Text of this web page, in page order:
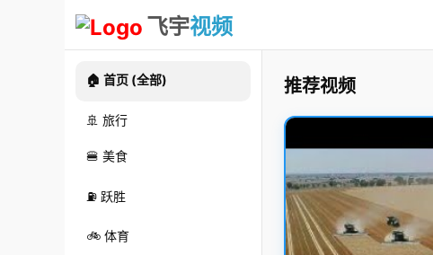
飞宇视频
🏠 首页 (全部)
🚢 旅行
🍔 美食
⛽ 跃胜
🚲 体育
推荐视频